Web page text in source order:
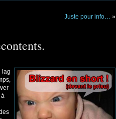
Juste pour info… »
lag
à